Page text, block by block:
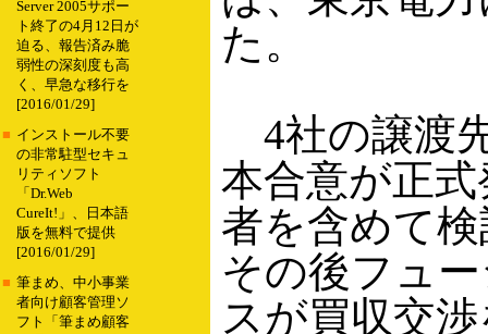
Server 2005サポー
ト終了の4月12日が
迫る、報告済み脆
弱性の深刻度も高
く、早急な移行を
[2016/01/29]
■ インストール不要
の非常駐型セキュ
リティソフト
「Dr.Web
CureIt!」、日本語
版を無料で提供
[2016/01/29]
■ 筆まめ、中小事業
者向け顧客管理ソ
フト「筆まめ顧客
た。
4社の譲渡
本合意が正
者を含めて
その後フュ
スが買収交